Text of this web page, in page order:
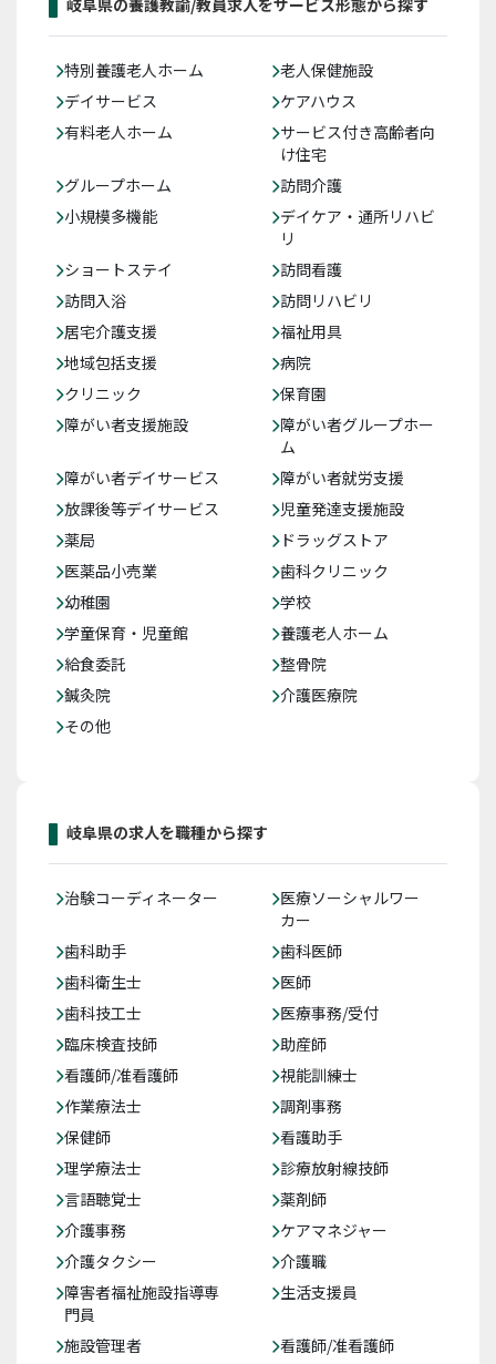
岐阜県の養護教諭/教員求人をサービス形態から探す
特別養護老人ホーム
老人保健施設
デイサービス
ケアハウス
有料老人ホーム
サービス付き高齢者向
け住宅
グループホーム
訪問介護
小規模多機能
デイケア・通所リハビ
リ
ショートステイ
訪問看護
訪問入浴
訪問リハビリ
居宅介護支援
福祉用具
地域包括支援
病院
クリニック
保育園
障がい者支援施設
障がい者グループホー
ム
障がい者デイサービス
障がい者就労支援
放課後等デイサービス
児童発達支援施設
薬局
ドラッグストア
医薬品小売業
歯科クリニック
幼稚園
学校
学童保育・児童館
養護老人ホーム
給食委託
整骨院
鍼灸院
介護医療院
その他
岐阜県の求人を職種から探す
治験コーディネーター
医療ソーシャルワー
カー
歯科助手
歯科医師
歯科衛生士
医師
歯科技工士
医療事務/受付
臨床検査技師
助産師
看護師/准看護師
視能訓練士
作業療法士
調剤事務
保健師
看護助手
理学療法士
診療放射線技師
言語聴覚士
薬剤師
介護事務
ケアマネジャー
介護タクシー
介護職
障害者福祉施設指導専
門員
生活支援員
施設管理者
看護師/准看護師